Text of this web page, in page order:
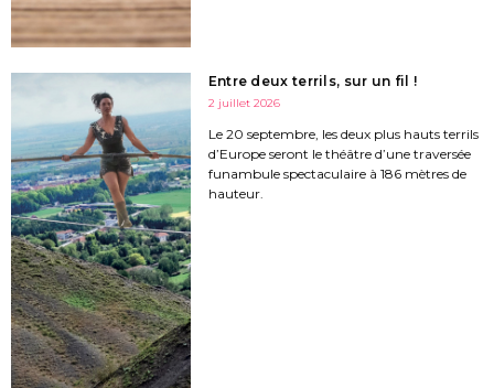
Entre deux terrils, sur un fil !
2 juillet 2026
Le 20 septembre, les deux plus hauts terrils
d’Europe seront le théâtre d’une traversée
funambule spectaculaire à 186 mètres de
hauteur.